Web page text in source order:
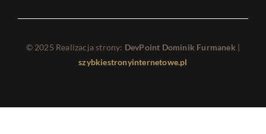
© 2025 Realizacja strony: DevPoint Dominik Furmanek |
szybkiestronyinternetowe.pl